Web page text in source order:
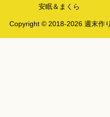
安眠＆まくら
Copyright © 2018-2026 週末作